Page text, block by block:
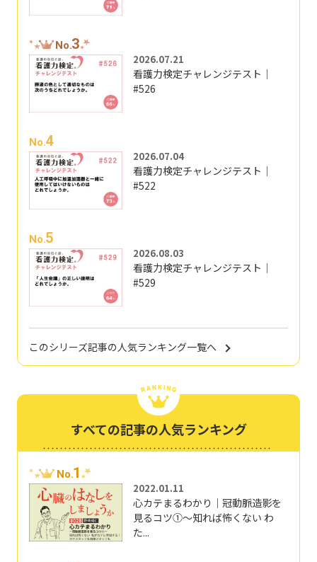
No.3
2026.07.21
看護力検定チャレンジテスト｜
#526
No.4
2026.07.04
看護力検定チャレンジテスト｜
#522
No.5
2026.08.03
看護力検定チャレンジテスト｜
#529
このシリーズ記事の人気ランキング一覧へ
すべての記事の人気ランキング
No.1
2022.01.11
心カテまるわかり｜冠動脈造影を
見るコツ①～知れば怖くない わ
た...